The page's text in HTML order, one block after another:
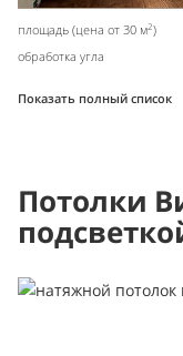
площадь (цена от 30 м2)
обработка угла
Показать полный список
Потолки